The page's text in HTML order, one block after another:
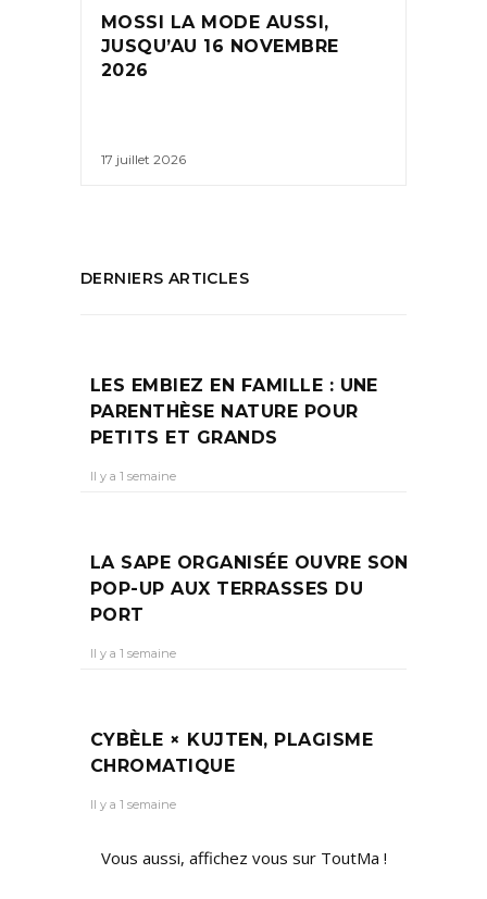
MOSSI LA MODE AUSSI,
JUSQU’AU 16 NOVEMBRE
2026
17 juillet 2026
DERNIERS ARTICLES
LES EMBIEZ EN FAMILLE : UNE
PARENTHÈSE NATURE POUR
PETITS ET GRANDS
Il y a 1 semaine
LA SAPE ORGANISÉE OUVRE SON
POP-UP AUX TERRASSES DU
PORT
Il y a 1 semaine
CYBÈLE × KUJTEN, PLAGISME
CHROMATIQUE
Il y a 1 semaine
Vous aussi, affichez vous sur ToutMa !